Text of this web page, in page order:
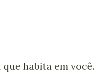
habita em você.